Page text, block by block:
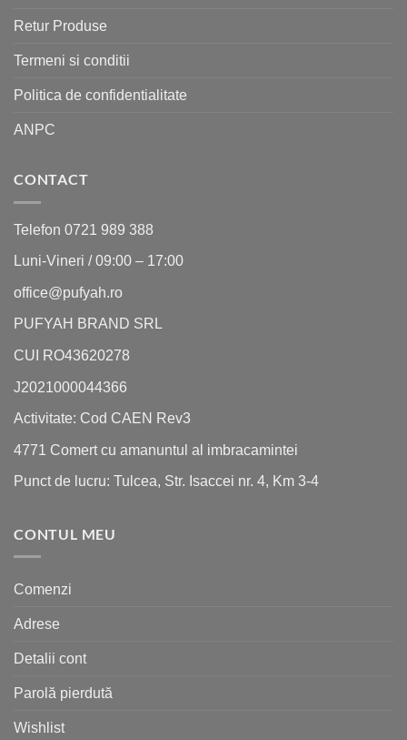
Retur Produse
Termeni si conditii
Politica de confidentialitate
ANPC
CONTACT
Telefon 0721 989 388
Luni-Vineri / 09:00 – 17:00
office@pufyah.ro
PUFYAH BRAND SRL
CUI RO43620278
J2021000044366
Activitate: Cod CAEN Rev3
4771 Comert cu amanuntul al imbracamintei
Punct de lucru: Tulcea, Str. Isaccei nr. 4, Km 3-4
CONTUL MEU
Comenzi
Adrese
Detalii cont
Parolă pierdută
Wishlist